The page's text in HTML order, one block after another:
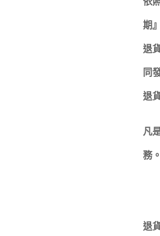
期
退
同
退
凡
務。
退